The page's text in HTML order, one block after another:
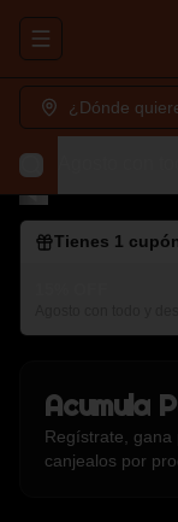
Abrir menu de
¿Dónde
Tienes 1
Acumula
Regístrate, gana
canjealos por